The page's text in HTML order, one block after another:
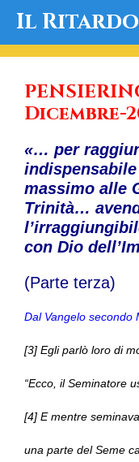
Il
Dicembre-
«… per
massimo alle
Trinità…
con Dio
(Parte terza)
Dal Vangelo secondo
[3] Egli parlò loro di
“Ecco, il Seminatore
[4] E mentre seminava
una parte del Seme